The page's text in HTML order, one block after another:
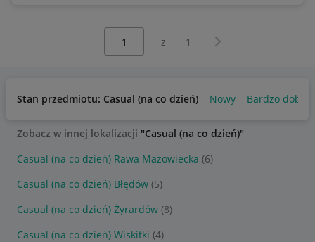
z 1 Następna strona
Stan przedmiotu: Casual (na co dzień) Nowy Bardzo dobry
Zobacz w innej lokalizacji "Casual (na co dzień)"
Casual (na co dzień) Rawa Mazowiecka (6)
Casual (na co dzień) Błędów (5)
Casual (na co dzień) Żyrardów (8)
Casual (na co dzień) Wiskitki (4)